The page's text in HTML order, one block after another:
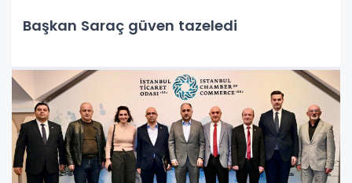
Başkan Saraç güven tazeledi